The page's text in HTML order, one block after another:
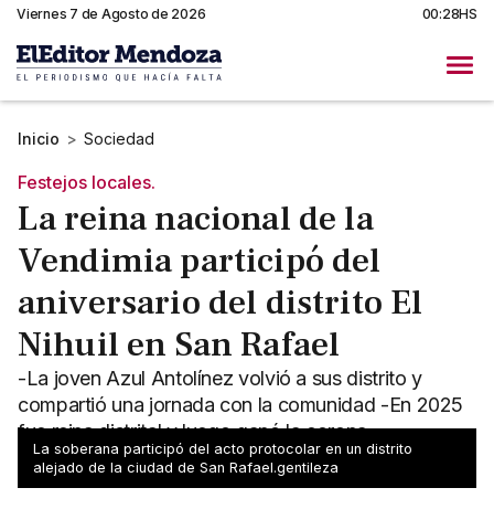
Viernes 7 de Agosto de 2026 00:28HS
Inicio > Sociedad
Festejos locales.
La reina nacional de la
Vendimia participó del
aniversario del distrito El
Nihuil en San Rafael
-La joven Azul Antolínez volvió a sus distrito y
compartió una jornada con la comunidad -En 2025
fue reina distrital y luego ganó la corona
departamental
La soberana participó del acto protocolar en un distrito
alejado de la ciudad de San Rafael.gentileza